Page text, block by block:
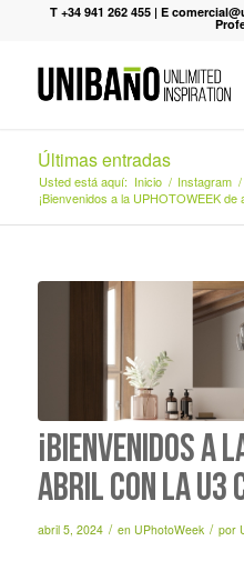
T +34 941 262 455 |E
Últimas entradas
Usted está aquí: Inicio / Instagram /
¡Bienvenidos a la UPHOTOWEEK
¡Bienvenidos a la
abril con la U3
abril 5, 2024 / en UPhotoWeek / por